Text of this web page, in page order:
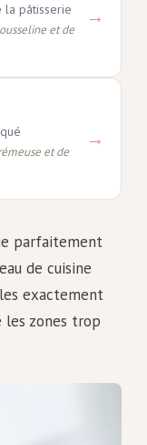
la pâtisserie
et de
→
et de
→
parfaitement
de cuisine
exactement
zones trop